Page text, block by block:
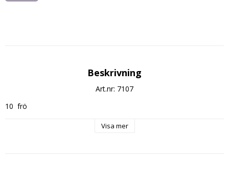
Beskrivning
Art.nr: 7107
10  frö
Visa mer